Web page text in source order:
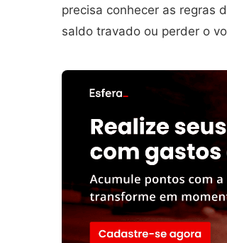
precisa conhecer as regras
saldo travado ou perder o